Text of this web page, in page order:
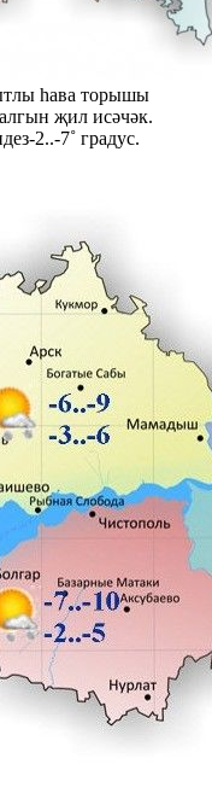
һава торышы
җил исәчәк.
2..-7˚ градус.